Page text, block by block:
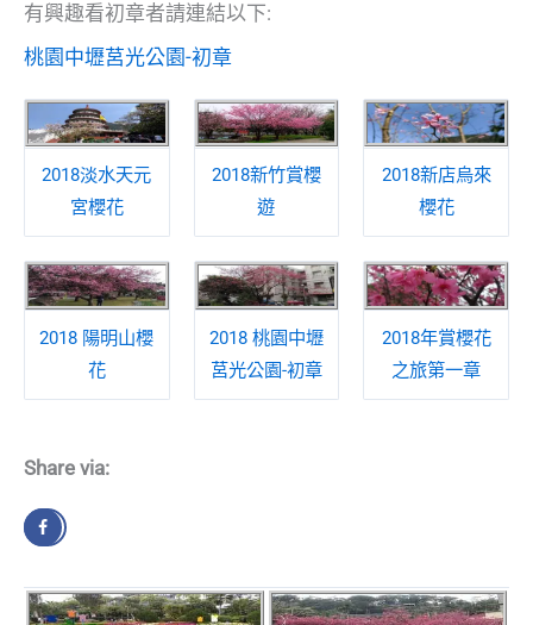
有興趣看初章者請連結以下:
桃園中壢莒光公園-初章
2018淡水天元
宮櫻花
2018新竹賞櫻
遊
2018新店烏來
櫻花
2018 陽明山櫻
花
2018 桃園中壢
莒光公園-初章
2018年賞櫻花
之旅第一章
Share via: